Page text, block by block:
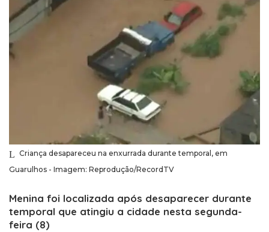
Criança desapareceu na enxurrada durante temporal, em
Guarulhos - Imagem: Reprodução/RecordTV
Menina foi localizada após desaparecer durante
temporal que atingiu a cidade nesta segunda-
feira (8)